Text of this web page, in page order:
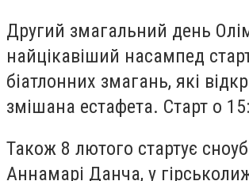
Другий змагальний день
найцікавіший насампед
біатлонних змагань, які
змішана естафета. Старт о
Також 8 лютого стартує
Аннамарі Данча, у